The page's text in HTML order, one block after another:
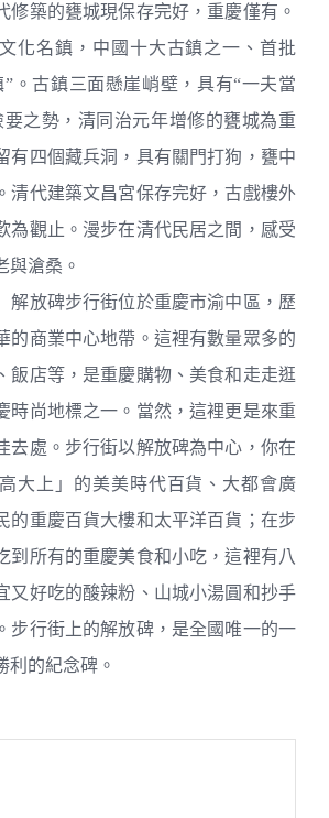
修築的甕城現保存完好，重慶僅有。
化名鎮，中國十大古鎮之一、首批
。古鎮三面懸崖峭壁，具有“一夫當
要之勢，清同治元年增修的甕城為重
有四個藏兵洞，具有關門打狗，甕中
清代建築文昌宮保存完好，古戲樓外
為觀止。漫步在清代民居之間，感受
與滄桑。
解放碑步行街位於重慶市渝中區，歷
的商業中心地帶。這裡有數量眾多的
飯店等，是重慶購物、美食和走走逛
時尚地標之一。當然，這裡更是來重
去處。步行街以解放碑為中心，你在
大上」的美美時代百貨、大都會廣
的重慶百貨大樓和太平洋百貨；在步
到所有的重慶美食和小吃，這裡有八
又好吃的酸辣粉、山城小湯圓和抄手
步行街上的解放碑，是全國唯一的一
利的紀念碑。